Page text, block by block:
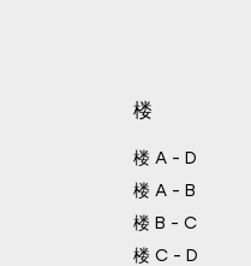
楼
楼 А - D
楼 А - B
楼 B - C
楼 C - D